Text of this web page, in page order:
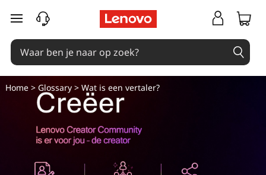
W
a
Ga naar de hoofdinhoud
Home> Glossary> Wat is een vertaler?